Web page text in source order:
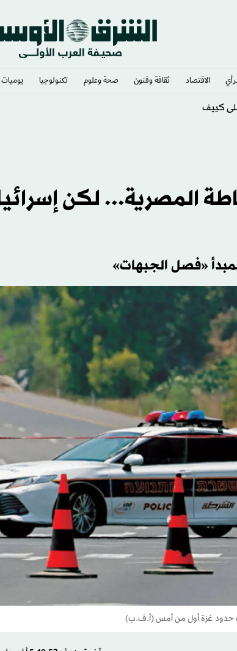
الاقتصاد ثقافة وفنون صحة وعلوم تكنولوجيا
المصرية... لكن
«فصل الجبهات»
حدود غزة أول من أمس (أ.ف.ب)